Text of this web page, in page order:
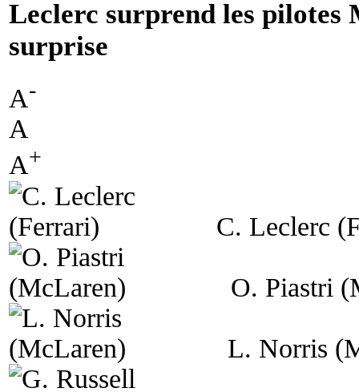
Leclerc surprend les pilotes
surprise
A-
A
A+
C. Leclerc
O. Piastri
L. Norris